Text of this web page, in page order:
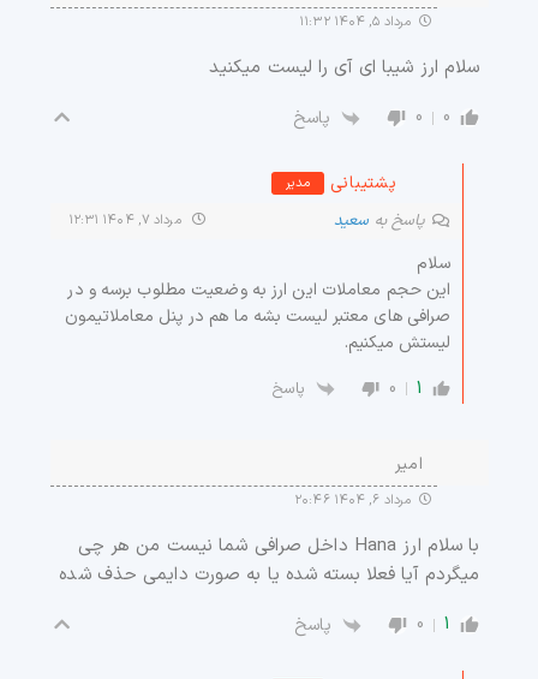
مرداد ۵, ۱۴۰۴ ۱۱:۳۲
سلام ارز شیبا ای آی را لیست میکنید
0
0 پاسخ
پشتیبانی مدیر
پاسخ به سعید مرداد ۷, ۱۴۰۴ ۱۲:۳۱
سلام
این حجم معاملات این ارز به وضعیت مطلوب برسه و در
صرافی های معتبر لیست بشه ما هم در پنل معاملاتیمون
لیستش میکنیم.
1
0 پاسخ
امیر
مرداد ۶, ۱۴۰۴ ۲۰:۴۶
با سلام ارز Hana داخل صرافی شما نیست من هر چی
میگردم آیا فعلا بسته شده یا به صورت دایمی حذف شده
1
0 پاسخ